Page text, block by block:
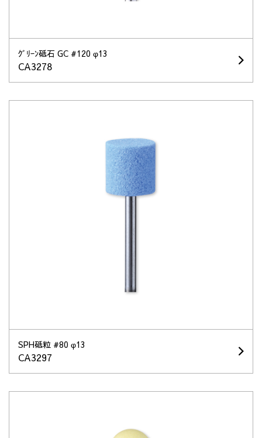
ｸﾞﾘｰﾝ砥石 GC #120 φ13
CA3278
SPH砥粒 #80 φ13
CA3297